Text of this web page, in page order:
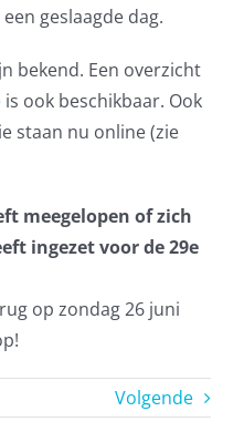
geslaagde dag.
bekend. Een overzicht
is ook beschikbaar. Ook
staan nu online (zie
meegelopen of zich
ingezet voor de 29e
op zondag 26 juni
Volgende